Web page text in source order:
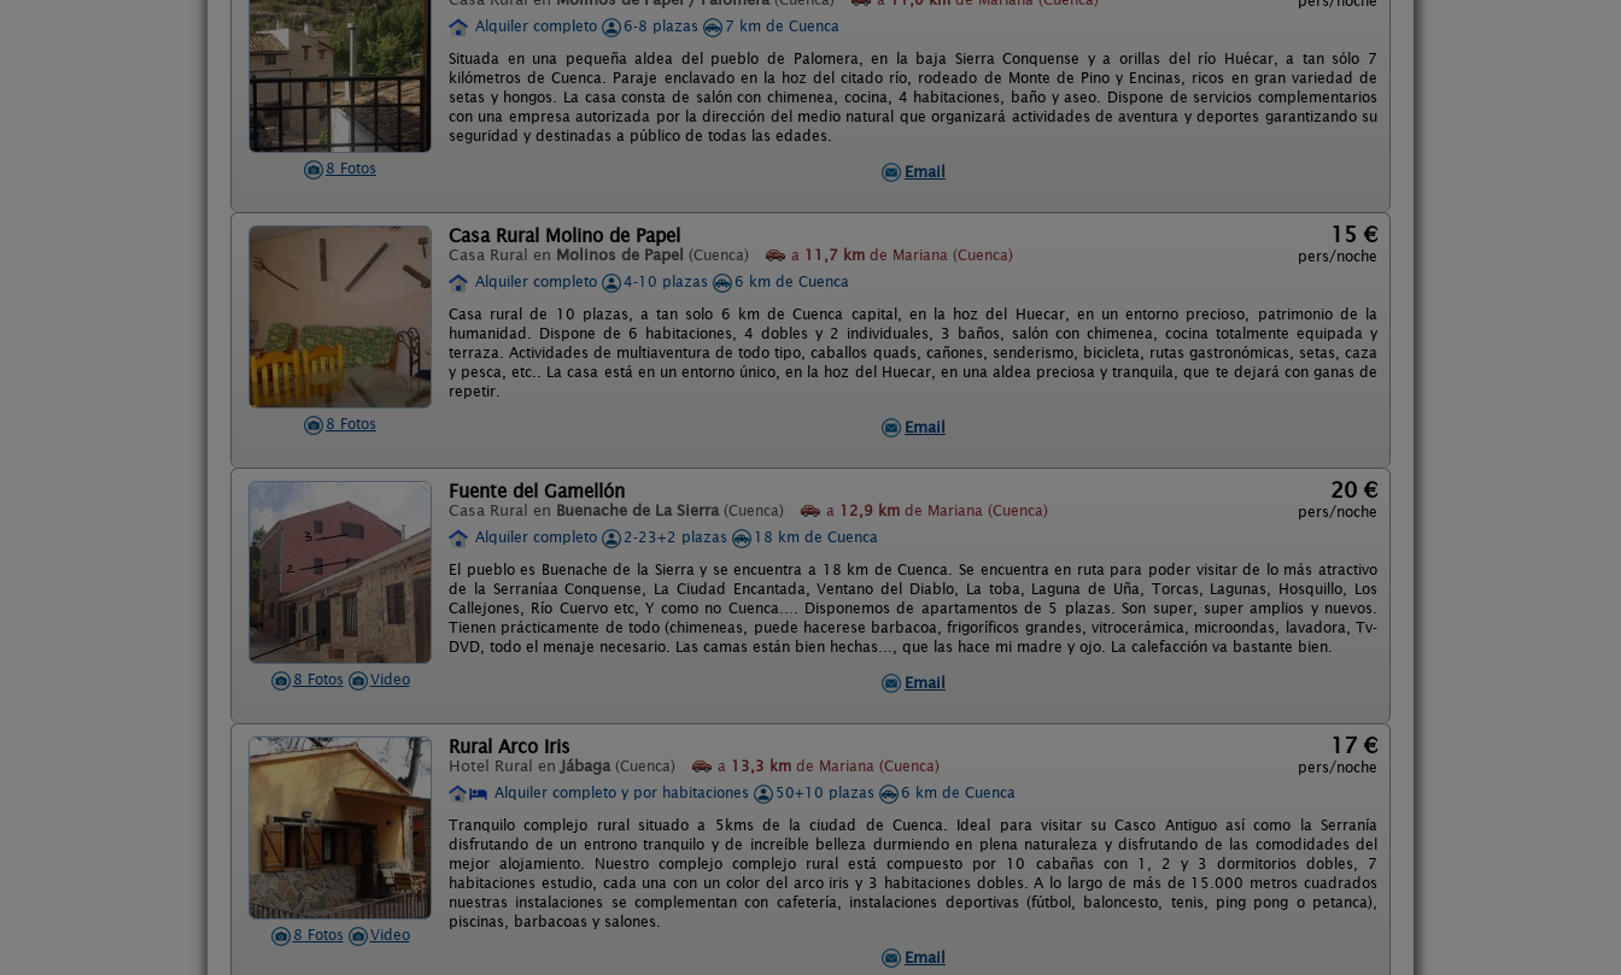
8 Fotos
Alquiler completo
6-8 plazas
7 km de Cuenca
Situada en una pequeña aldea del pueblo de Palomera, en la baja Sierra Conquense y a orillas del río Huécar, a tan sólo 7
kilómetros de Cuenca. Paraje enclavado en la hoz del citado río, rodeado de Monte de Pino y Encinas, ricos en gran variedad de
setas y hongos. La casa consta de salón con chimenea, cocina, 4 habitaciones, baño y aseo. Dispone de servicios complementarios
con una empresa autorizada por la dirección del medio natural que organizará actividades de aventura y deportes garantizando su
seguridad y destinadas a público de todas las edades.
Email
8 Fotos
Casa Rural Molino de Papel
Casa Rural en Molinos de Papel (Cuenca) a 11,7 km de Mariana (Cuenca)
15 €
pers/noche
Alquiler completo
4-10 plazas
6 km de Cuenca
Casa rural de 10 plazas, a tan solo 6 km de Cuenca capital, en la hoz del Huecar, en un entorno precioso, patrimonio de la
humanidad. Dispone de 6 habitaciones, 4 dobles y 2 individuales, 3 baños, salón con chimenea, cocina totalmente equipada y
terraza. Actividades de multiaventura de todo tipo, caballos quads, cañones, senderismo, bicicleta, rutas gastronómicas, setas, caza
y pesca, etc.. La casa está en un entorno único, en la hoz del Huecar, en una aldea preciosa y tranquila, que te dejará con ganas de
repetir.
Email
8 Fotos Video
Fuente del Gamellón
Casa Rural en Buenache de La Sierra (Cuenca) a 12,9 km de Mariana (Cuenca)
20 €
pers/noche
Alquiler completo
2-23+2 plazas
18 km de Cuenca
El pueblo es Buenache de la Sierra y se encuentra a 18 km de Cuenca. Se encuentra en ruta para poder visitar de lo más atractivo
de la Serraníaa Conquense, La Ciudad Encantada, Ventano del Diablo, La toba, Laguna de Uña, Torcas, Lagunas, Hosquillo, Los
Callejones, Río Cuervo etc, Y como no Cuenca…. Disponemos de apartamentos de 5 plazas. Son super, super amplios y nuevos.
Tienen prácticamente de todo (chimeneas, puede hacerese barbacoa, frigoríficos grandes, vitrocerámica, microondas, lavadora, Tv-
DVD, todo el menaje necesario. Las camas están bien hechas…, que las hace mi madre y ojo. La calefacción va bastante bien.
Email
8 Fotos Video
Rural Arco Iris
Hotel Rural enJábaga (Cuenca) a 13,3 km de Mariana (Cuenca)
17 €
pers/noche
Alquiler completo y por habitaciones
50+10 plazas
6 km de Cuenca
Tranquilo complejo rural situado a 5kms de la ciudad de Cuenca. Ideal para visitar su Casco Antiguo así como la Serranía
disfrutando de un entrono tranquilo y de increíble belleza durmiendo en plena naturaleza y disfrutando de las comodidades del
mejor alojamiento. Nuestro complejo complejo rural está compuesto por 10 cabañas con 1, 2 y 3 dormitorios dobles, 7
habitaciones estudio, cada una con un color del arco iris y 3 habitaciones dobles. A lo largo de más de 15.000 metros cuadrados
nuestras instalaciones se complementan con cafetería, instalaciones deportivas (fútbol, baloncesto, tenis, ping pong o petanca),
piscinas, barbacoas y salones.
Email